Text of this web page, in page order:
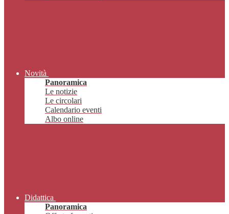
Novità
Panoramica
Le notizie
Le circolari
Calendario eventi
Albo online
Didattica
Panoramica